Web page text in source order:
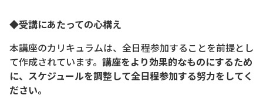
◆受講にあたっての心構え
本講座のカリキュラムは、全日程参加することを前提とし
て作成されています。 講座をより効果的なものにするため
に、スケジュールを調整して全日程参加する努力をしてく
ださい。